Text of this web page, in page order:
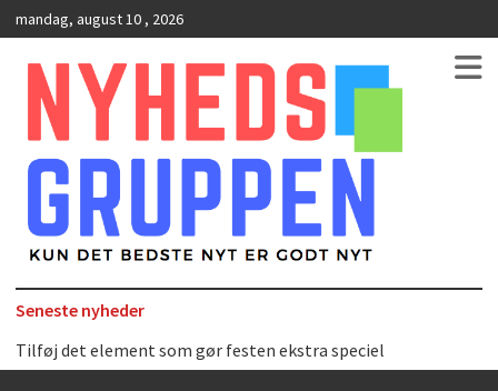
mandag, august 10 , 2026
NyhedsGruppen
Kun det bedste nyt er godt nyt
Seneste nyheder
Tilføj det element som gør festen ekstra speciel